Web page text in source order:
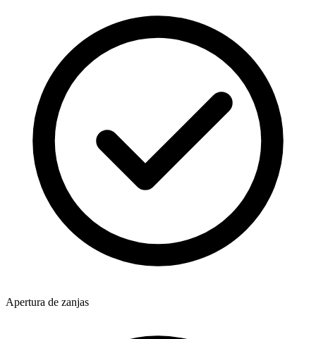
Apertura de zanjas